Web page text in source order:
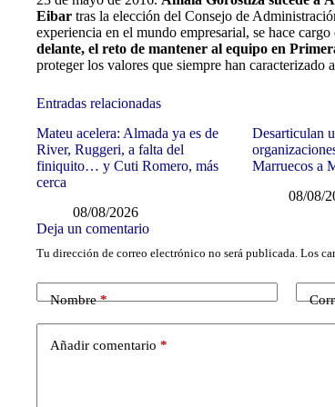
Eibar tras la elección del Consejo de
experiencia en el mundo empresarial, se hace
delante, el reto de mantener al equipo en
proteger los valores que siempre han caracterizado
Entradas relacionadas
Mateu acelera: Almada ya es de
River, Ruggeri, a falta del
finiquito… y Cuti Romero, más
cerca
08/08/2026
Desarticulan
Marruecos a
08/08/
Deja un comentario
Tu dirección de correo electrónico no será publicada. Los
Nombre*
Añadir comentario *